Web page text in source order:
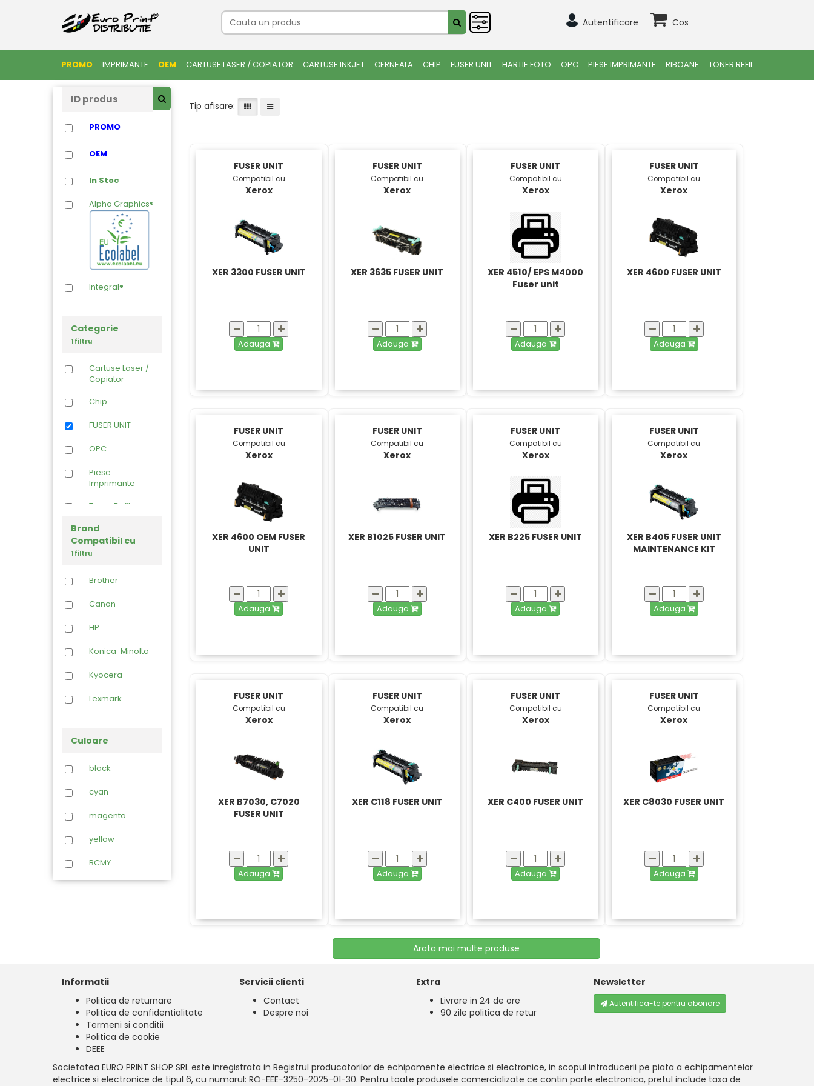
Autentificare Cos
PROMO IMPRIMANTE OEM CARTUSE LASER / COPIATOR CARTUSE INKJET CERNEALA CHIP FUSER UNIT HARTIE FOTO OPC PIESE IMPRIMANTE RIBOANE TONER REFIL
PROMO
OEM
In Stoc
Alpha Graphics®
Integral®
Categorie
1 filtru
Cartuse Laser /
Copiator
Chip
FUSER UNIT
OPC
Piese
Imprimante
Toner Refil
Brand
Compatibil cu
1 filtru
Brother
Canon
HP
Konica-Minolta
Kyocera
Lexmark
Ricoh
Samsung
Toshiba
Xerox
Culoare
black
cyan
magenta
yellow
BCMY
Tip afisare:
FUSER UNIT
Compatibil cu
Xerox
XER 3300 FUSER UNIT
Adauga
FUSER UNIT
Compatibil cu
Xerox
XER 3635 FUSER UNIT
Adauga
FUSER UNIT
Compatibil cu
Xerox
XER 4510/ EPS M4000
Fuser unit
Adauga
FUSER UNIT
Compatibil cu
Xerox
XER 4600 FUSER UNIT
Adauga
FUSER UNIT
Compatibil cu
Xerox
XER 4600 OEM FUSER
UNIT
Adauga
FUSER UNIT
Compatibil cu
Xerox
XER B1025 FUSER UNIT
Adauga
FUSER UNIT
Compatibil cu
Xerox
XER B225 FUSER UNIT
Adauga
FUSER UNIT
Compatibil cu
Xerox
XER B405 FUSER UNIT
MAINTENANCE KIT
Adauga
FUSER UNIT
Compatibil cu
Xerox
XER B7030, C7020
FUSER UNIT
Adauga
FUSER UNIT
Compatibil cu
Xerox
XER C118 FUSER UNIT
Adauga
FUSER UNIT
Compatibil cu
Xerox
XER C400 FUSER UNIT
Adauga
FUSER UNIT
Compatibil cu
Xerox
XER C8030 FUSER UNIT
Adauga
Arata mai multe produse
Informatii
Politica de returnare
Politica de confidentialitate
Termeni si conditii
Politica de cookie
DEEE
Servicii clienti
Contact
Despre noi
Extra
Livrare in 24 de ore
90 zile politica de retur
Newsletter
Autentifica-te pentru abonare
Societatea EURO PRINT SHOP SRL este inregistrata in Registrul producatorilor de echipamente electrice si electronice, in scopul introducerii pe piata a echipamentelor
electrice si electronice de tipul 6, cu numarul: RO-EEE-3250-2025-01-30. Pentru toate produsele comercializate ce contin parte electronica, pretul include taxa de